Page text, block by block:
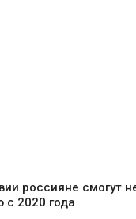
россияне смогут
с 2020 года